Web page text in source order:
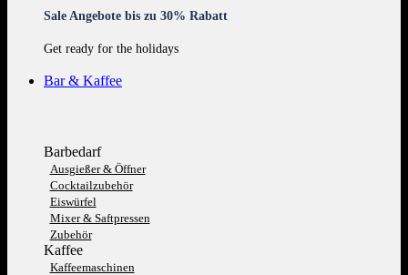
Sale Angebote bis zu 30% Rabatt
Get ready for the holidays
Bar & Kaffee
Barbedarf
Ausgießer & Öffner
Cocktailzubehör
Eiswürfel
Mixer & Saftpressen
Zubehör
Kaffee
Kaffeemaschinen